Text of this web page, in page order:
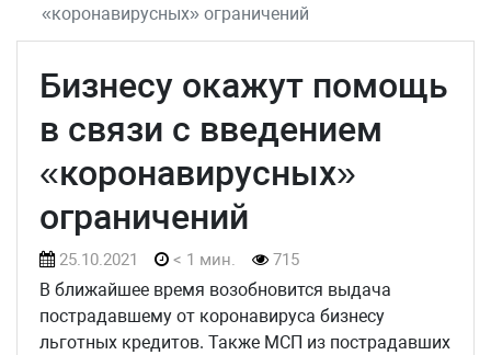
«коронавирусных» ограничений
Бизнесу окажут помощь
в связи с введением
«коронавирусных»
ограничений
25.10.2021 < 1 мин. 715
В ближайшее время возобновится выдача
пострадавшему от коронавируса бизнесу
льготных кредитов. Также МСП из пострадавших